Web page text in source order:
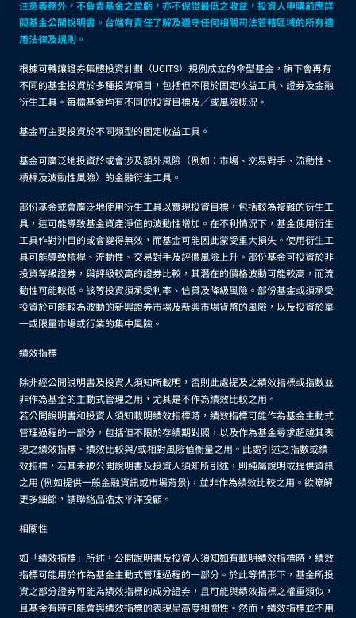
注意義務外，不負責基金之盈虧，亦不保證最低之收益，投資人申購前應詳
閱基金公開說明書。台端有責任了解及遵守任何相關司法管轄區域的所有適
用法律及規則。
根據可轉讓證券集體投資計劃（UCITS）規例成立的傘型基金，旗下會再有
不同的基金投資於多種投資項目，包括但不限於固定收益工具、證券及金融
衍生工具。每檔基金均有不同的投資目標及／或風險概況。
基金可主要投資於不同類型的固定收益工具。
基金可廣泛地投資於或會涉及額外風險（例如：市場、交易對手、流動性、
槓桿及波動性風險）的金融衍生工具。
部份基金或會廣泛地使用衍生工具以實現投資目標，包括較為複雜的衍生工
具，這可能導致基金資產淨值的波動性增加。在不利情況下，基金使用衍生
工具作對沖目的或會變得無效，而基金可能因此蒙受重大損失。使用衍生工
具可能導致槓桿、流動性、交易對手及評價風險上升。部份基金可投資於非
投資等級證券，與評級較高的證券比較，其潛在的價格波動可能較高，而流
動性可能較低。該等投資須承受利率、信貸及降級風險。部份基金或須承受
投資於可能較為波動的新興證券市場及新興市場貨幣的風險，以及投資於單
一或限量市場或行業的集中風險。
績效指標
除非經公開說明書及投資人須知所載明，否則此處提及之績效指標或指數並
非作為基金的主動式管理之用，尤其是不作為績效比較之用。
若公開說明書和投資人須知載明績效指標時，績效指標可能作為基金主動式
管理過程的一部分，包括但不限於存續期對照，以及作為基金尋求超越其表
現之績效指標、績效比較與/或相對風險值衡量之用。此處引述之指數或績
效指標，若其未被公開說明書及投資人須知所引述，則純屬說明或提供資訊
之用 (例如提供一般金融資訊或市場背景)，並非作為績效比較之用。欲瞭解
更多細節，請聯絡品浩太平洋投顧。
相關性
如「績效指標」所述，公開說明書及投資人須知如有載明績效指標時，績效
指標可能用於作為基金主動式管理過程的一部分。於此等情形下，基金所投
資之部分證券可能為績效指標的成分證券，且可能與績效指標之權重類似，
且基金有時可能會與績效指標的表現呈高度相關性。然而，績效指標並不用